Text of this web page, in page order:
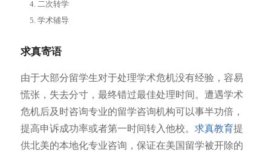
二次转学
学术辅导
求真寄语
由于大部分留学生对于处理学术危机没有经验，容易
慌张，失去分寸，最终错过最佳处理时间。遭遇学术
危机后及时咨询专业的留学咨询机构可以事半功倍，
提高申诉成功率或者第一时间转入他校。 求真教育提
供北美的本地化专业咨询 ，保证在美国留学被开除的